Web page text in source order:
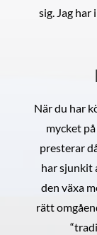
sig. Jag
När du har
mycket
presterar
har sjunkit
den växa
rätt